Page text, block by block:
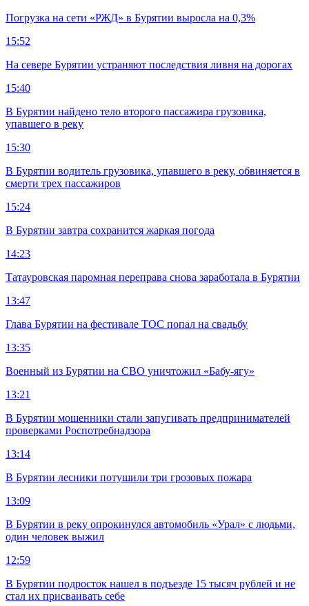
Погрузка на сети «РЖД» в Бурятии выросла на 0,3%
15:52
На севере Бурятии устраняют последствия ливня на дорогах
15:40
В Бурятии найдено тело второго пассажира грузовика,
упавшего в реку
15:30
В Бурятии водитель грузовика, упавшего в реку, обвиняется в
смерти трех пассажиров
15:24
В Бурятии завтра сохранится жаркая погода
14:23
Татауровская паромная переправа снова заработала в Бурятии
13:47
Глава Бурятии на фестивале ТОС попал на свадьбу
13:35
Военный из Бурятии на СВО уничтожил «Бабу-ягу»
13:21
В Бурятии мошенники стали запугивать предпринимателей
проверками Роспотребнадзора
13:14
В Бурятии лесники потушили три грозовых пожара
13:09
В Бурятии в реку опрокинулся автомобиль «Урал» с людьми,
один человек выжил
12:59
В Бурятии подросток нашел в подъезде 15 тысяч рублей и не
стал их присваивать себе